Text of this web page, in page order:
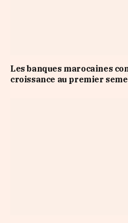
Les banques marocaines
croissance au premier